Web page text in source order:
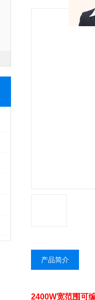
产品简介
2400W宽范围可